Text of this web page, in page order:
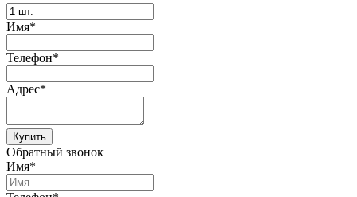
Имя*
Телефон*
Адрес*
Купить
Обратный звонок
Имя*